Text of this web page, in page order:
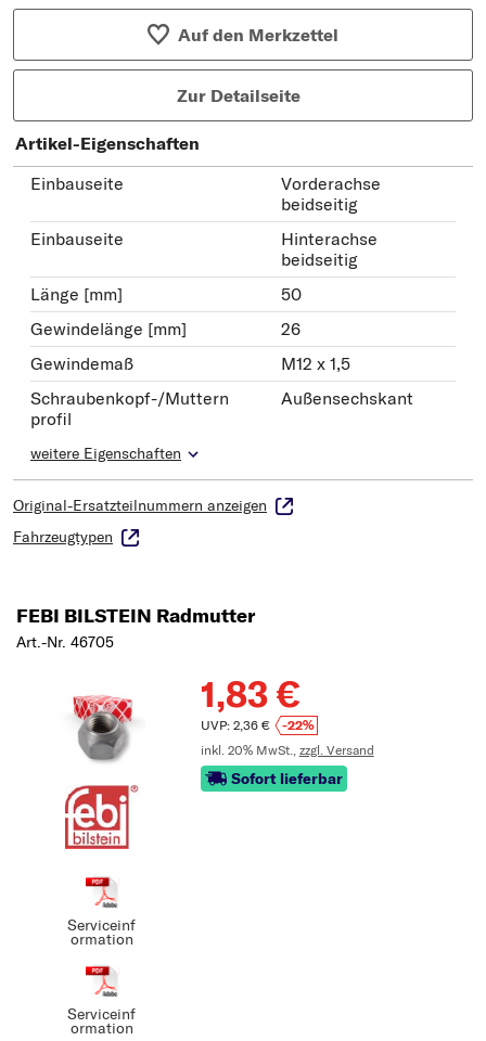
Auf den Merkzettel
Zur Detailseite
Artikel-Eigenschaften
Einbauseite
Vorderachse
beidseitig
Einbauseite
Hinterachse
beidseitig
Länge [mm]
50
Gewindelänge [mm]
26
Gewindemaß
M12 x 1,5
Schraubenkopf-/Muttern
profil
Außensechskant
weitere Eigenschaften
Original-Ersatzteilnummern anzeigen
Fahrzeugtypen
FEBI BILSTEIN Radmutter
Art.-Nr. 46705
Serviceinf
ormation
Serviceinf
ormation
1,83 €
UVP: 2,36 €
-22%
inkl. 20% MwSt., zzgl. Versand
Sofort lieferbar